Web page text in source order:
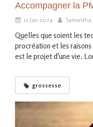
Accompagner la
11 Jan 2024
Quelles que soient les
procréation et les
est le projet d'une vie.
grossesse